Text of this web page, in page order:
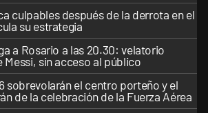
culpables después de la derrota en el
su estrategia
a Rosario a las 20.30: velatorio
sin acceso al público
sobrevolarán el centro porteño y el
de la celebración de la Fuerza Aérea